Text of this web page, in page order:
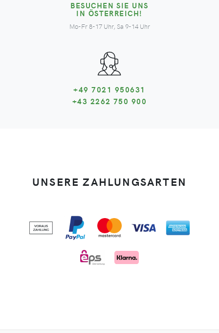
BESUCHEN SIE UNS
IN ÖSTERREICH!
Mo-Fr 8-17 Uhr, Sa 9-14 Uhr
+49 7021 950631
+43 2262 750 900
UNSERE ZAHLUNGSARTEN